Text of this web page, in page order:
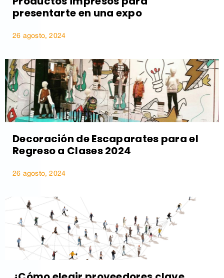
presentarte en una expo
26 agosto, 2024
Decoración de Escaparates para el
Regreso a Clases 2024
26 agosto, 2024